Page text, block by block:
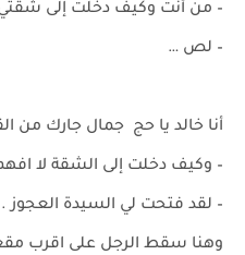
– من أنت وكيف دخلت إلى شقتي
– لص …
أنا خالد يا حج جمال جارك من
– وكيف دخلت إلى الشقة لا
– لقد فتحت لي السيدة العجوز .
وهنا سقط الرجل على اقرب